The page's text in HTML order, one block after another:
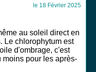
le 18 Février 2025
au soleil direct en
Le chlorophytum est
d'ombrage, c'est
moins pour les après-